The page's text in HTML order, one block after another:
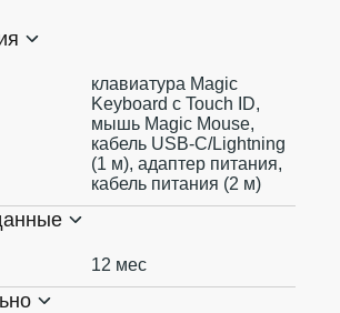
клавиатура Magic
Keyboard с Touch ID,
мышь Magic Mouse,
кабель USB-C/Lightning
(1 м), адаптер питания,
кабель питания (2 м)
12 мес